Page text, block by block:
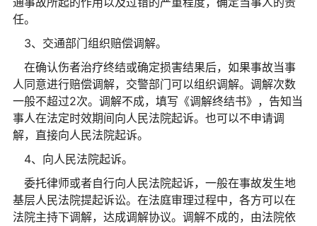
任。
3、交通部门组织赔偿调解。
在确认伤者治疗终结或确定损害结果后，如果事故当事
人同意进行赔偿调解，交警部门可以组织调解。调解次数
一般不超过2次。调解不成，填写《调解终结书》，告知当
事人在法定时效期间向人民法院起诉。也可以不申请调
解，直接向人民法院起诉。
4、向人民法院起诉。
委托律师或者自行向人民法院起诉，一般在事故发生地
基层人民法院提起诉讼。在法庭审理过程中，各方可以在
法院主持下调解，达成调解协议。调解不成的，由法院依